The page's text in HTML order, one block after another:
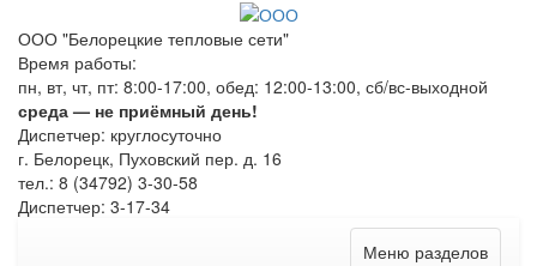
ООО "Белорецкие тепловые сети"
Время работы:
пн, вт, чт, пт: 8:00-17:00, обед: 12:00-13:00, сб/вс-выходной
среда — не приёмный день!
Диспетчер: круглосуточно
г. Белорецк, Пуховский пер. д. 16
тел.: 8 (34792) 3-30-58
Диспетчер: 3-17-34
Меню разделов